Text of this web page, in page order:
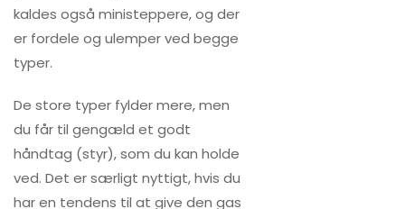
kaldes også ministeppere, og der
er fordele og ulemper ved begge
typer.
De store typer fylder mere, men
du får til gengæld et godt
håndtag (styr), som du kan holde
ved. Det er særligt nyttigt, hvis du
har en tendens til at give den gas